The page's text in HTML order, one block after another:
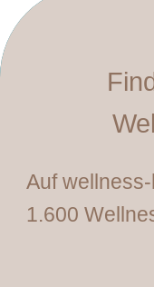
Auf
1.600